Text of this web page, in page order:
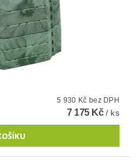
5 930 Kč bez DPH
7 175 Kč/ ks